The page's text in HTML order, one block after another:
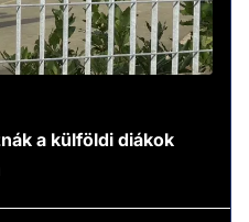
a külföldi diákok